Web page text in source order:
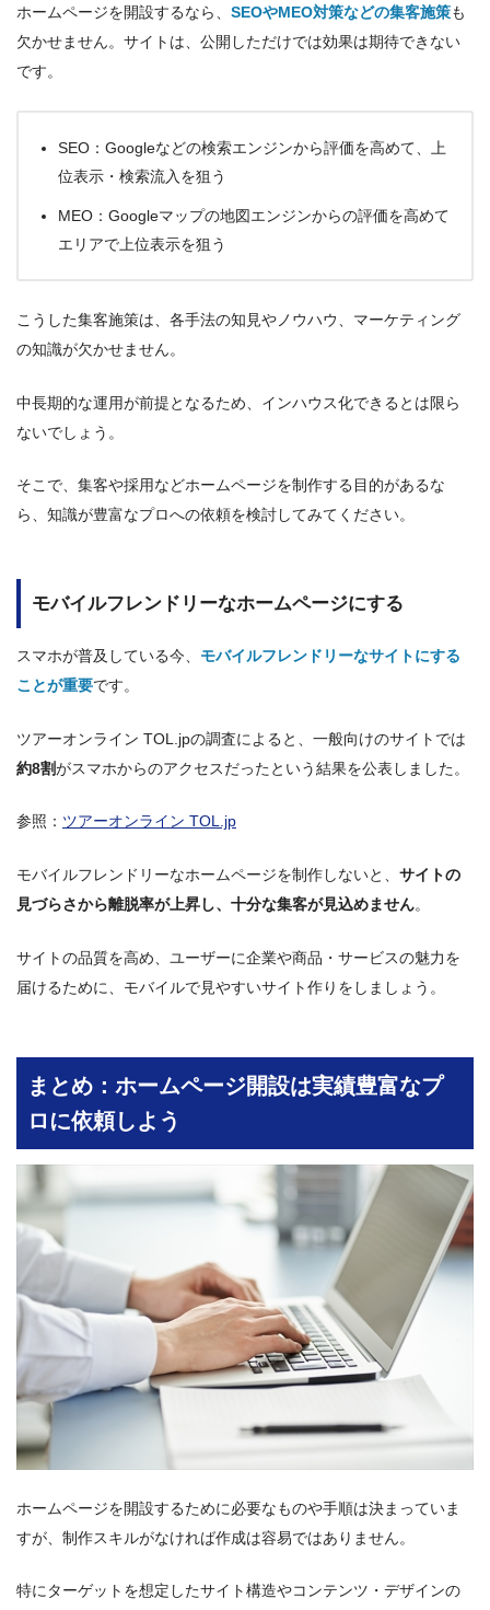
ホームページを開設するなら、 SEOやMEO対策などの集客施策も
欠かせません。サイトは、公開しただけでは効果は期待できない
です。
SEO：Googleなどの検索エンジンから評価を高めて、上
位表示・検索流入を狙う
MEO：Googleマップの地図エンジンからの評価を高めて
エリアで上位表示を狙う
こうした集客施策は、各手法の知見やノウハウ、マーケティング
の知識が欠かせません。
中長期的な運用が前提となるため、インハウス化できるとは限ら
ないでしょう。
そこで、集客や採用などホームページを制作する目的があるな
ら、知識が豊富なプロへの依頼を検討してみてください。
モバイルフレンドリーなホームページにする
スマホが普及している今、 モバイルフレンドリーなサイトにする
ことが重要です。
ツアーオンライン TOL.jpの調査によると、一般向けのサイトでは
約8割がスマホからのアクセスだったという結果を公表しました。
参照： ツアーオンライン TOL.jp
モバイルフレンドリーなホームページを制作しないと、 サイトの
見づらさから離脱率が上昇し、十分な集客が見込めません。
サイトの品質を高め、ユーザーに企業や商品・サービスの魅力を
届けるために、モバイルで見やすいサイト作りをしましょう。
まとめ：ホームページ開設は実績豊富なプ
ロに依頼しよう
ホームページを開設するために必要なものや手順は決まっていま
すが、制作スキルがなければ作成は容易ではありません。
特にターゲットを想定したサイト構造やコンテンツ・デザインの